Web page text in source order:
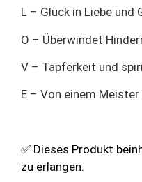
L – Glück in Liebe und
O – Überwindet
V – Tapferkeit und
E – Von einem
✅ Dieses Produkt
zu erlangen.